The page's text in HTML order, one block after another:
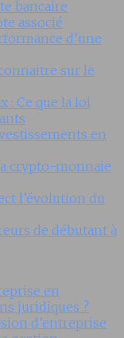
bancaire
associé
d’une
sur le
: Ce que la loi
en
crypto-monnaie
l’évolution du
de débutant à
en
juridiques ?
d’entreprise